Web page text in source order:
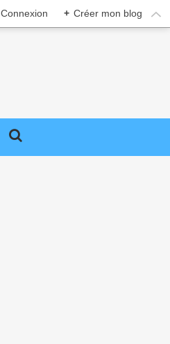
Connexion + Créer mon blog